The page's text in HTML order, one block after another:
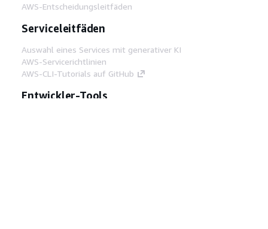
AWS-Entscheidungsleitfäden
Serviceleitfäden
Auswahl eines Services mit generativer KI
AWS-Servicerichtlinien
AWS-CLI-Tutorials auf GitHub
Entwickler-Tools